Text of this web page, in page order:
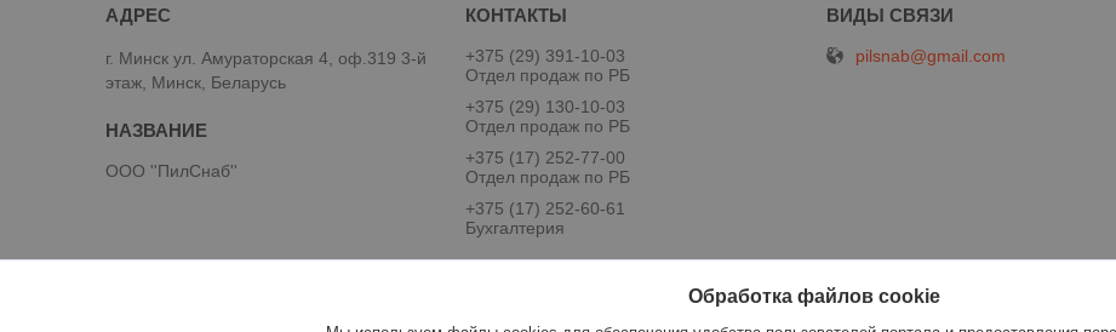
г. Минск ул. Амураторская 4, оф.319 3-й
этаж, Минск, Беларусь
ООО ''ПилСнаб''
+375 (29) 391-10-03
Отдел продаж по РБ
+375 (29) 130-10-03
Отдел продаж по РБ
+375 (17) 252-77-00
Отдел продаж по РБ
+375 (17) 252-60-61
Бухгалтерия
pilsnab@gmail.com
Обработка файлов cookie